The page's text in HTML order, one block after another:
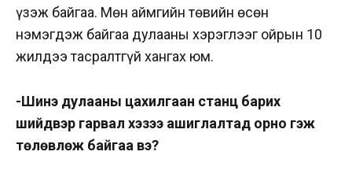
үзэж байгаа. Мөн аймгийн төвийн өсөн
нэмэгдэж байгаа дулааны хэрэглээг ойрын 10
жилдээ тасралтгүй хангах юм.
-Шинэ дулааны цахилгаан станц барих
шийдвэр гарвал хэзээ ашиглалтад орно гэж
төлөвлөж байгаа вэ?